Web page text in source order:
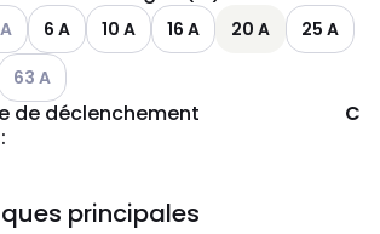
disponibles
les options disponibles
6 A 10 A 16 A 20 A
25 A
les options disponibles
63 A
de déclenchement
:
C
principales